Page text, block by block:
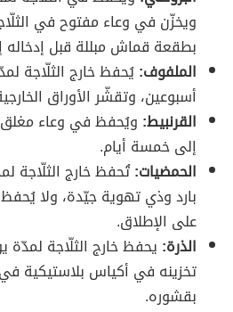
ويخزّن في وعاء مفتوح في
بطقعة قماش مبللة قبل إدخاله
الملفوف:يُحفظ خارج الثلّاجة
أسبوعين، وتقشّر الأوراق
القرنبيط: ويُحفظ في وعاء مغلق
إلى خمسة أيام.
الحمضيات:تُحفظ خارج الثلّاجة
بارد وذي تهوية جيّدة، ولا
على الإطلاق.
الذرة: يحفظ خارج الثلّاجة
تخزينه في أكياس بلاستيكية في
بقشوره.